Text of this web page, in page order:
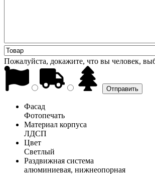
Пожалуйста, докажите, что вы человек,
Фасад
Фотопечать
Материал корпуса
ЛДСП
Цвет
Светлый
Раздвижная система
алюминиевая, нижнеопорная